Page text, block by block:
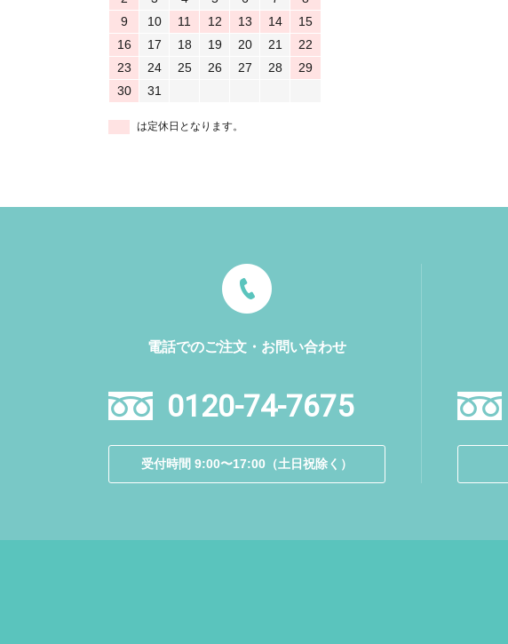
9
10 11 12 13 14
15
16
17 18 19 20 21
22
23
24 25 26 27 28
29
30
31
は定休日となります。
電話でのご注文・お問い合わせ
0120-74-7675
受付時間 9:00〜17:00（土日祝除く）